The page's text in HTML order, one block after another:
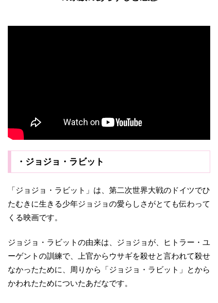
・ジョジョ・ラビット
「ジョジョ・ラビット」は、第二次世界大戦のドイツでひ
たむきに生きる少年ジョジョの愛らしさがとても伝わって
くる映画です。
ジョジョ・ラビットの由来は、ジョジョが、ヒトラー・ユ
ーゲントの訓練で、上官からウサギを殺せと言われて殺せ
なかったために、周りから「ジョジョ・ラビット」とから
かわれたためについたあだなです。